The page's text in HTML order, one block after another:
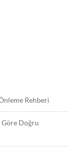
Rehberi
Göre Doğru